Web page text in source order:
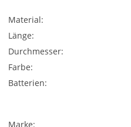
Material:
Länge:
Durchmesser:
Farbe:
Batterien:
Marke: